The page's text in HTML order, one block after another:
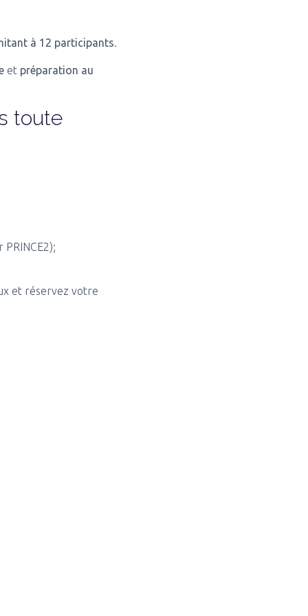
à 12 participants.
et préparation au
toute
et réservez votre